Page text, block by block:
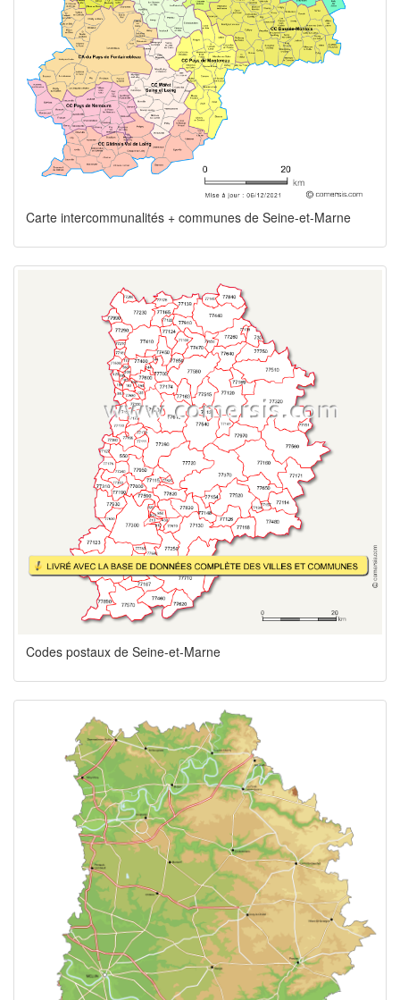
Carte intercommunalités + communes de Seine-et-Marne
Codes postaux de Seine-et-Marne